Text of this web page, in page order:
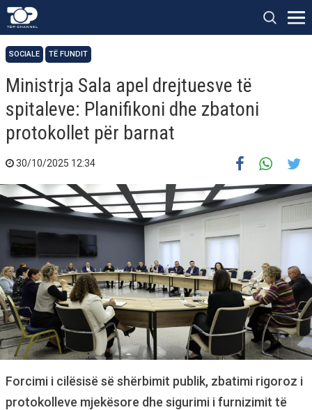
SOCIALE TË FUNDIT
Ministrja Sala apel drejtuesve të
spitaleve: Planifikoni dhe zbatoni
protokollet për barnat
30/10/2025 12:34
Forcimi i cilësisë së shërbimit publik, zbatimi rigoroz i
protokolleve mjekësore dhe sigurimi i furnizimit të